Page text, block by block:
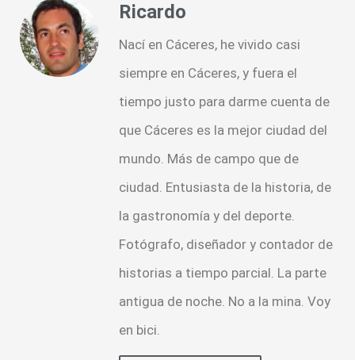
Ricardo
Nací en Cáceres, he vivido casi
siempre en Cáceres, y fuera el
tiempo justo para darme cuenta de
que Cáceres es la mejor ciudad del
mundo. Más de campo que de
ciudad. Entusiasta de la historia, de
la gastronomía y del deporte.
Fotógrafo, diseñador y contador de
historias a tiempo parcial. La parte
antigua de noche. No a la mina. Voy
en bici.